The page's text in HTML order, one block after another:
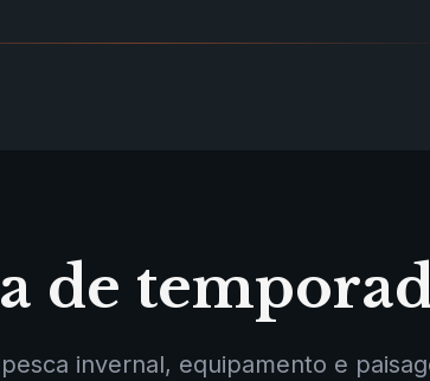
de
invernal, equipamento e